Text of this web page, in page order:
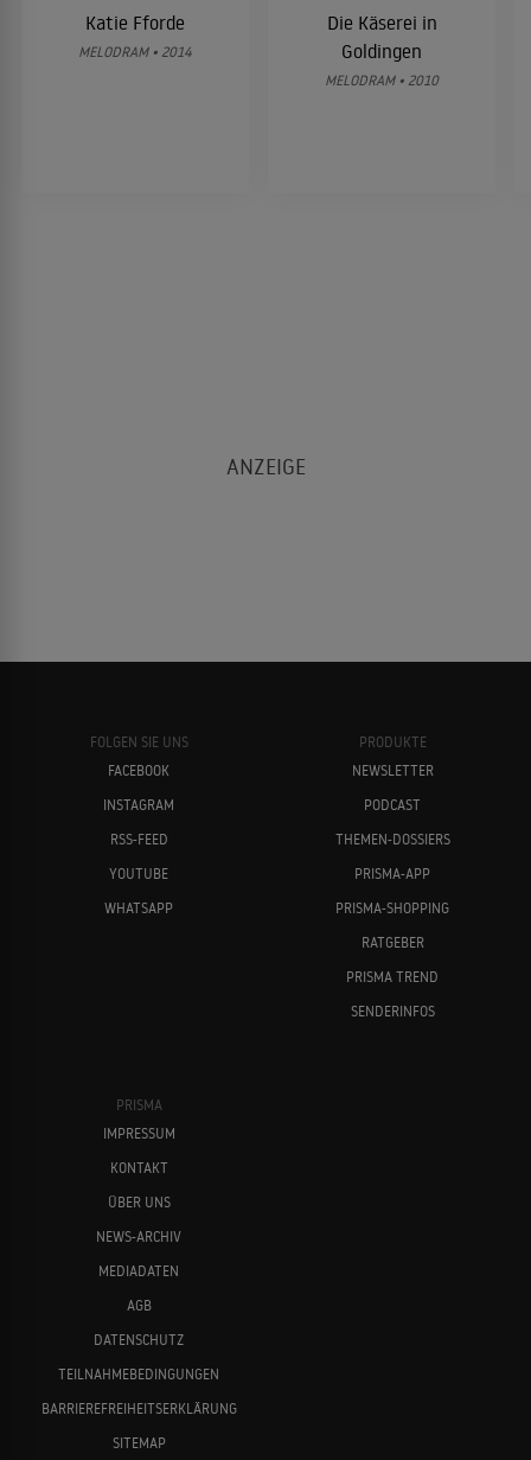
Katie Fforde
MELODRAM • 2014
Die Käserei in
Goldingen
MELODRAM • 2010
FOLGEN SIE UNS
FACEBOOK
INSTAGRAM
RSS-FEED
YOUTUBE
WHATSAPP
PRODUKTE
NEWSLETTER
PODCAST
THEMEN-DOSSIERS
PRISMA-APP
PRISMA-SHOPPING
RATGEBER
PRISMA TREND
SENDERINFOS
PRISMA
IMPRESSUM
KONTAKT
ÜBER UNS
NEWS-ARCHIV
MEDIADATEN
AGB
DATENSCHUTZ
TEILNAHMEBEDINGUNGEN
BARRIEREFREIHEITSERKLÄRUNG
SITEMAP